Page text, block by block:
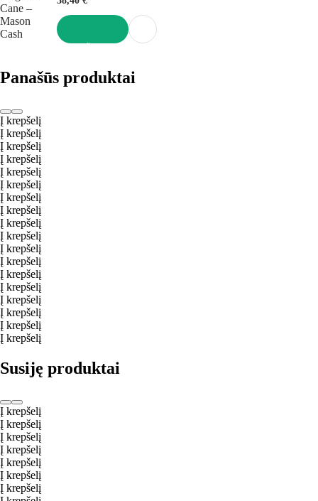
Panašūs produktai
Į krepšelį
Į krepšelį
Į krepšelį
Į krepšelį
Į krepšelį
Į krepšelį
Į krepšelį
Į krepšelį
Į krepšelį
Į krepšelį
Į krepšelį
Į krepšelį
Į krepšelį
Į krepšelį
Į krepšelį
Į krepšelį
Į krepšelį
Į krepšelį
Susiję produktai
Į krepšelį
Į krepšelį
Į krepšelį
Į krepšelį
Į krepšelį
Į krepšelį
Į krepšelį